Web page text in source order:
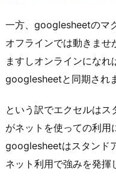
一方、googlesheetのマ
オフラインでは動きませ
ますしオンラインになれ
googlesheetと同期され
という訳でエクセルは
がネットを使っての利用
googlesheetはスタンド
ネット利用で強みを発揮